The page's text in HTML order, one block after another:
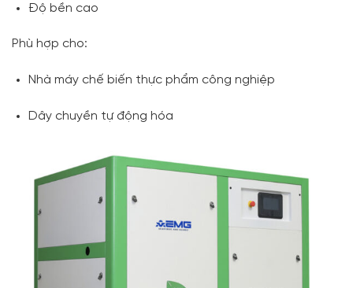
Độ bền cao
Phù hợp cho:
Nhà máy chế biến thực phẩm công nghiệp
Dây chuyền tự động hóa